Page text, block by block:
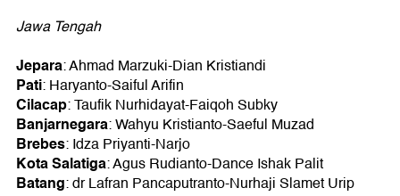
Jawa Tengah
Jepara: Ahmad Marzuki-Dian Kristiandi
Pati: Haryanto-Saiful Arifin
Cilacap: Taufik Nurhidayat-Faiqoh Subky
Banjarnegara: Wahyu Kristianto-Saeful Muzad
Brebes: Idza Priyanti-Narjo
Kota Salatiga: Agus Rudianto-Dance Ishak Palit
Batang: dr Lafran Pancaputranto-Nurhaji Slamet Urip